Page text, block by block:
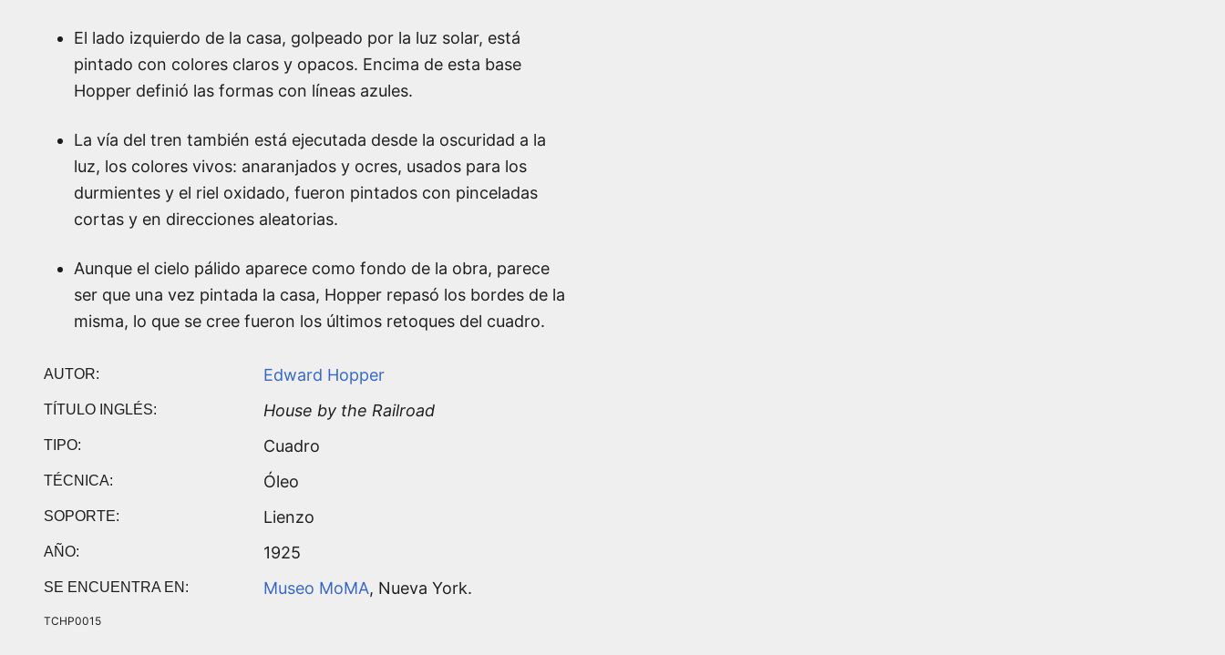
El lado izquierdo de la casa, golpeado por la luz solar, está
pintado con colores claros y opacos. Encima de esta base
Hopper definió las formas con líneas azules.
La vía del tren también está ejecutada desde la oscuridad a la
luz, los colores vivos: anaranjados y ocres, usados para los
durmientes y el riel oxidado, fueron pintados con pinceladas
cortas y en direcciones aleatorias.
Aunque el cielo pálido aparece como fondo de la obra, parece
ser que una vez pintada la casa, Hopper repasó los bordes de la
misma, lo que se cree fueron los últimos retoques del cuadro.
AUTOR: Edward Hopper
TÍTULO INGLÉS: House by the Railroad
TIPO: Cuadro
TÉCNICA: Óleo
SOPORTE: Lienzo
AÑO: 1925
SE ENCUENTRA EN: Museo MoMA, Nueva York.
TCHP0015